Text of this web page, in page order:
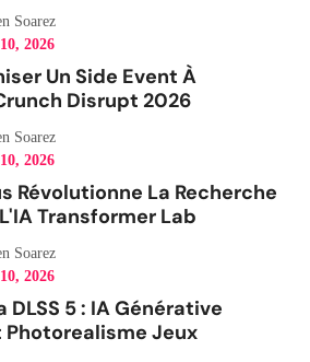
Soarez
2026
Un Side Event À
Disrupt 2026
Soarez
2026
Révolutionne La Recherche
Transformer Lab
Soarez
2026
DLSS 5 : IA Générative
Photorealisme Jeux